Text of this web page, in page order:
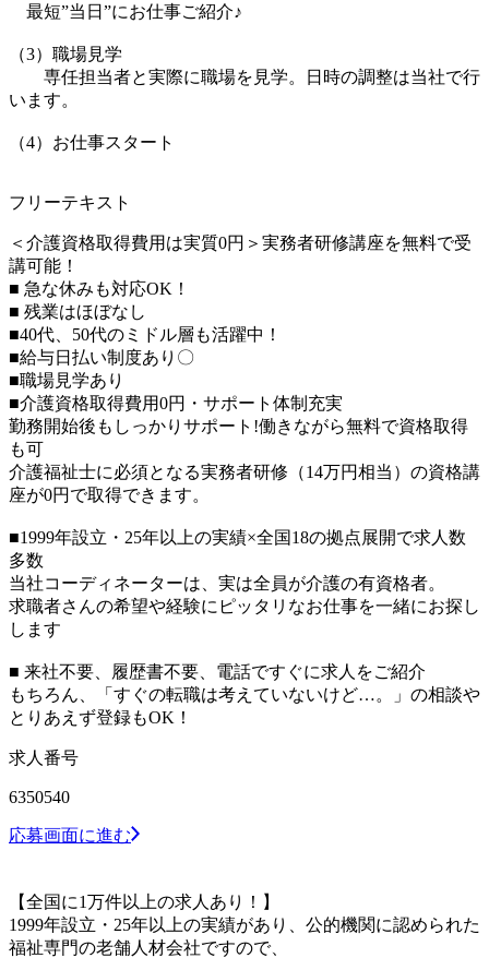
最短”当日”にお仕事ご紹介♪
（3）職場見学
専任担当者と実際に職場を見学。日時の調整は当社で行
います。
（4）お仕事スタート
フリーテキスト
＜介護資格取得費用は実質0円＞実務者研修講座を無料で受
講可能！
■ 急な休みも対応OK！
■ 残業はほぼなし
■40代、50代のミドル層も活躍中！
■給与日払い制度あり〇
■職場見学あり
■介護資格取得費用0円・サポート体制充実
勤務開始後もしっかりサポート!働きながら無料で資格取得
も可
介護福祉士に必須となる実務者研修（14万円相当）の資格講
座が0円で取得できます。
■1999年設立・25年以上の実績×全国18の拠点展開で求人数
多数
当社コーディネーターは、実は全員が介護の有資格者。
求職者さんの希望や経験にピッタリなお仕事を一緒にお探し
します
■ 来社不要、履歴書不要、電話ですぐに求人をご紹介
もちろん、「すぐの転職は考えていないけど…。」の相談や
とりあえず登録もOK！
求人番号
6350540
応募画面に進む
【全国に1万件以上の求人あり！】
1999年設立・25年以上の実績があり、公的機関に認められた
福祉専門の老舗人材会社ですので、